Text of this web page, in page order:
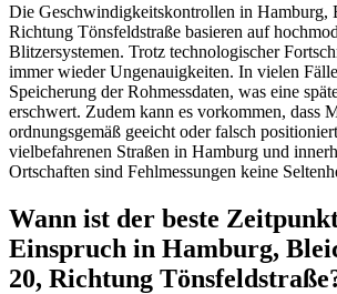
Die Geschwindigkeitskontrollen in Hamburg,
Richtung Tönsfeldstraße basieren auf
Blitzersystemen. Trotz technologischer
immer wieder Ungenauigkeiten. In vielen
Speicherung der Rohmessdaten, was eine
erschwert. Zudem kann es vorkommen, dass
ordnungsgemäß geeicht oder falsch
vielbefahrenen Straßen in Hamburg und
Ortschaften sind Fehlmessungen keine
Wann ist der beste
Einspruch in Hamburg,
20, Richtung